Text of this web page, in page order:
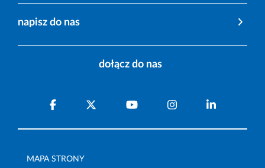
napisz do nas
dołącz do nas
MAPA STRONY